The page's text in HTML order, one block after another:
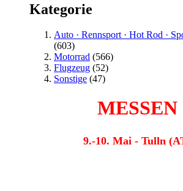
Kategorie
Auto · Rennsport · Hot Rod ·
(603)
Motorrad (566)
Flugzeug (52)
Sonstige (47)
MESSEN
9.-10. Mai - Tulln